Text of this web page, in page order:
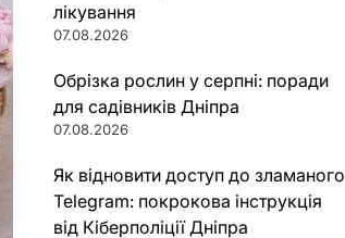
лікування
07.08.2026
Обрізка рослин у серпні: поради
для садівників Дніпра
07.08.2026
Як відновити доступ до зламаного
Telegram: покрокова інструкція
від Кіберполіції Дніпра